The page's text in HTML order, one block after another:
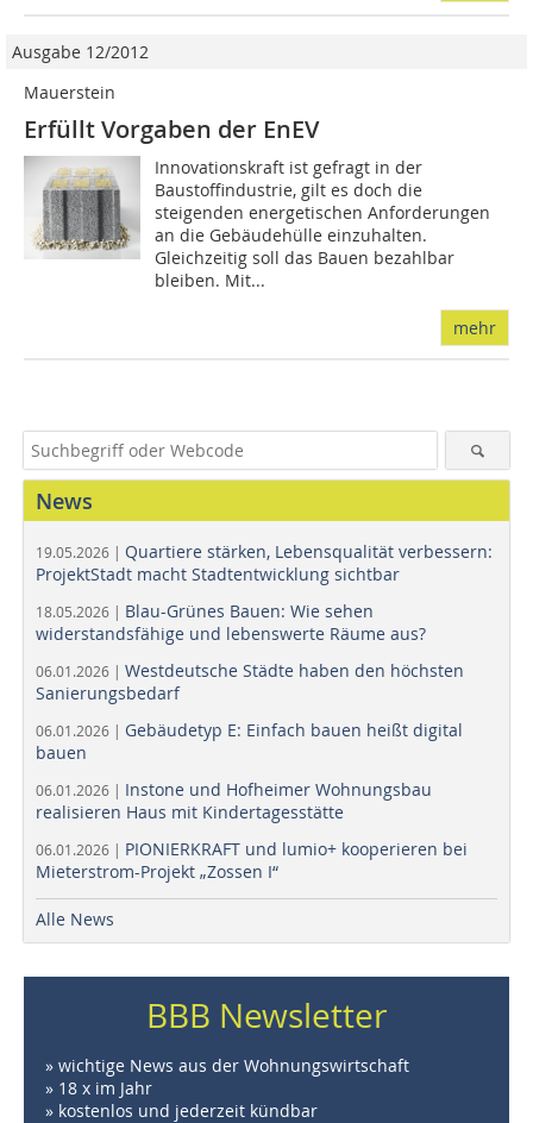
Ausgabe 12/2012
Mauerstein
Erfüllt Vorgaben der EnEV
Innovationskraft ist gefragt in der
Baustoffindustrie, gilt es doch die
steigenden energetischen Anforderungen
an die Gebäudehülle einzuhalten.
Gleichzeitig soll das Bauen bezahlbar
bleiben. Mit...
mehr
News
19.05.2026 | Quartiere stärken, Lebensqualität verbessern:
ProjektStadt macht Stadtentwicklung sichtbar
18.05.2026 | Blau-Grünes Bauen: Wie sehen
widerstandsfähige und lebenswerte Räume aus?
06.01.2026 | Westdeutsche Städte haben den höchsten
Sanierungsbedarf
06.01.2026 | Gebäudetyp E: Einfach bauen heißt digital
bauen
06.01.2026 | Instone und Hofheimer Wohnungsbau
realisieren Haus mit Kindertagesstätte
06.01.2026 | PIONIERKRAFT und lumio+ kooperieren bei
Mieterstrom-Projekt „Zossen I“
Alle News
BBB Newsletter
» wichtige News aus der Wohnungswirtschaft
» 18 x im Jahr
» kostenlos und jederzeit kündbar